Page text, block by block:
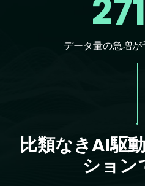
データ量の急増が
比類なきAI駆
ション